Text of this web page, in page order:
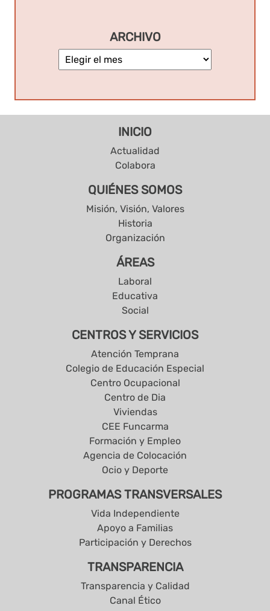
ARCHIVO
Archivo
INICIO
Actualidad
Colabora
QUIÉNES SOMOS
Misión, Visión, Valores
Historia
Organización
ÁREAS
Laboral
Educativa
Social
CENTROS Y SERVICIOS
Atención Temprana
Colegio de Educación Especial
Centro Ocupacional
Centro de Dia
Viviendas
CEE Funcarma
Formación y Empleo
Agencia de Colocación
Ocio y Deporte
PROGRAMAS TRANSVERSALES
Vida Independiente
Apoyo a Familias
Participación y Derechos
TRANSPARENCIA
Transparencia y Calidad
Canal Ético